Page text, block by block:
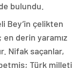
bulundu.
Bey’in çelikten
derin yaramız
Nifak saçanlar,
Türk milleti